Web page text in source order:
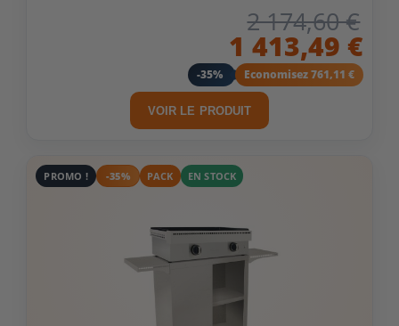
2 174,60 €
1 413,49 €
-35% Economisez 761,11 €
VOIR LE PRODUIT
PROMO ! -35% PACK EN STOCK